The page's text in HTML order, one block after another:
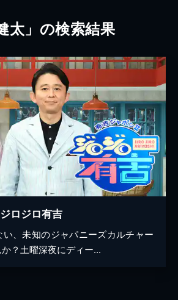
太」の検索結果
ロジロ有吉
い、未知のジャパニーズカルチャー
？土曜深夜にディー...